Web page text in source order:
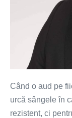
Când o aud pe
urcă sângele în
rezistent, ci